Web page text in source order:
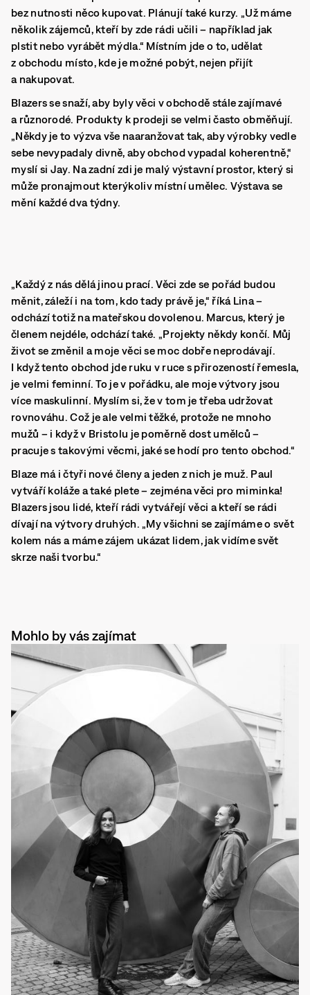
bez nutnosti něco kupovat. Plánují také kurzy. „Už máme
několik zájemců, kteří by zde rádi učili – například jak
plstit nebo vyrábět mýdla.“ Místním jde o to, udělat
z obchodu místo, kde je možné pobýt, nejen přijít
a nakupovat.
Blazers se snaží, aby byly věci v obchodě stále zajímavé
a různorodé. Produkty k prodeji se velmi často obměňují.
„Někdy je to výzva vše naaranžovat tak, aby výrobky vedle
sebe nevypadaly divně, aby obchod vypadal koherentně,“
myslí si Jay. Na zadní zdi je malý výstavní prostor, který si
může pronajmout kterýkoliv místní umělec. Výstava se
mění každé dva týdny.
„Každý z nás dělá jinou prací. Věci zde se pořád budou
měnit, záleží i na tom, kdo tady právě je,“ říká Lina –
odchází totiž na mateřskou dovolenou. Marcus, který je
členem nejdéle, odchází také. „Projekty někdy končí. Můj
život se změnil a moje věci se moc dobře neprodávají.
I když tento obchod jde ruku v ruce s přirozeností řemesla,
je velmi feminní. To je v pořádku, ale moje výtvory jsou
více maskulinní. Myslím si, že v tom je třeba udržovat
rovnováhu. Což je ale velmi těžké, protože ne mnoho
mužů – i když v Bristolu je poměrně dost umělců –
pracuje s takovými věcmi, jaké se hodí pro tento obchod.“
Blaze má i čtyři nové členy a jeden z nich je muž. Paul
vytváří koláže a také plete – zejména věci pro miminka!
Blazers jsou lidé, kteří rádi vytvářejí věci a kteří se rádi
dívají na výtvory druhých. „My všichni se zajímáme o svět
kolem nás a máme zájem ukázat lidem, jak vidíme svět
skrze naši tvorbu.“
Mohlo by vás zajímat